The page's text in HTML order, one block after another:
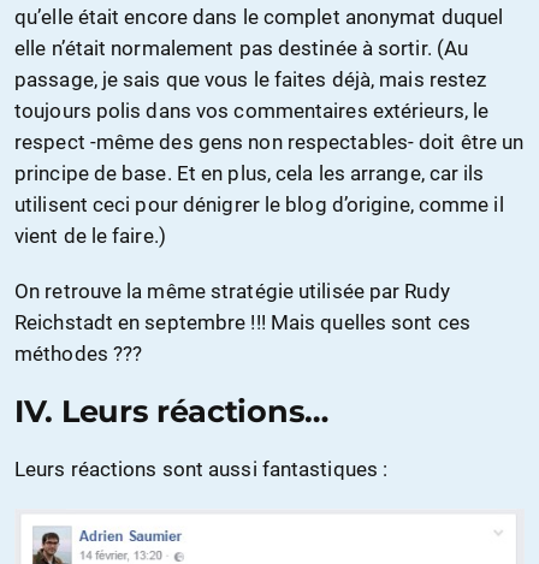
qu’elle était encore dans le complet anonymat duquel
elle n’était normalement pas destinée à sortir. (Au
passage, je sais que vous le faites déjà, mais restez
toujours polis dans vos commentaires extérieurs, le
respect -même des gens non respectables- doit être un
principe de base. Et en plus, cela les arrange, car ils
utilisent ceci pour dénigrer le blog d’origine, comme il
vient de le faire.)
On retrouve la même stratégie utilisée par Rudy
Reichstadt en septembre !!! Mais quelles sont ces
méthodes ???
IV. Leurs réactions…
Leurs réactions sont aussi fantastiques :